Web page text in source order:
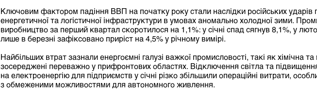
Ключовим фактором падіння ВВП на початку року стали наслідки російських ударів
енергетичної та логістичної інфраструктури в умовах аномально холодної зими.
виробництво за перший квартал скоротилося на 1,1%: у січні спад сягнув 8,1%, у
лише в березні зафіксовано приріст на 4,5% у річному вимірі.
Найбільших втрат зазнали енергоємні галузі важкої промисловості, такі як хімічна та
зосереджені переважно у прифронтових областях. Відключення світла та
на електроенергію для підприємств у січні різко збільшили операційні витрати,
з обмеженими можливостями для автономного живлення.